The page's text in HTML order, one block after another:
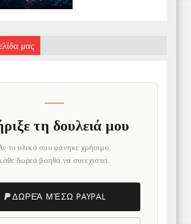
μας
τη δουλειά μου
το υλικό σου φάνηκε χρήσιμο,
δωρεά βοηθά να συνεχιστεί.
ΔΩΡΕΆ ΜΈΣΩ PAYPAL